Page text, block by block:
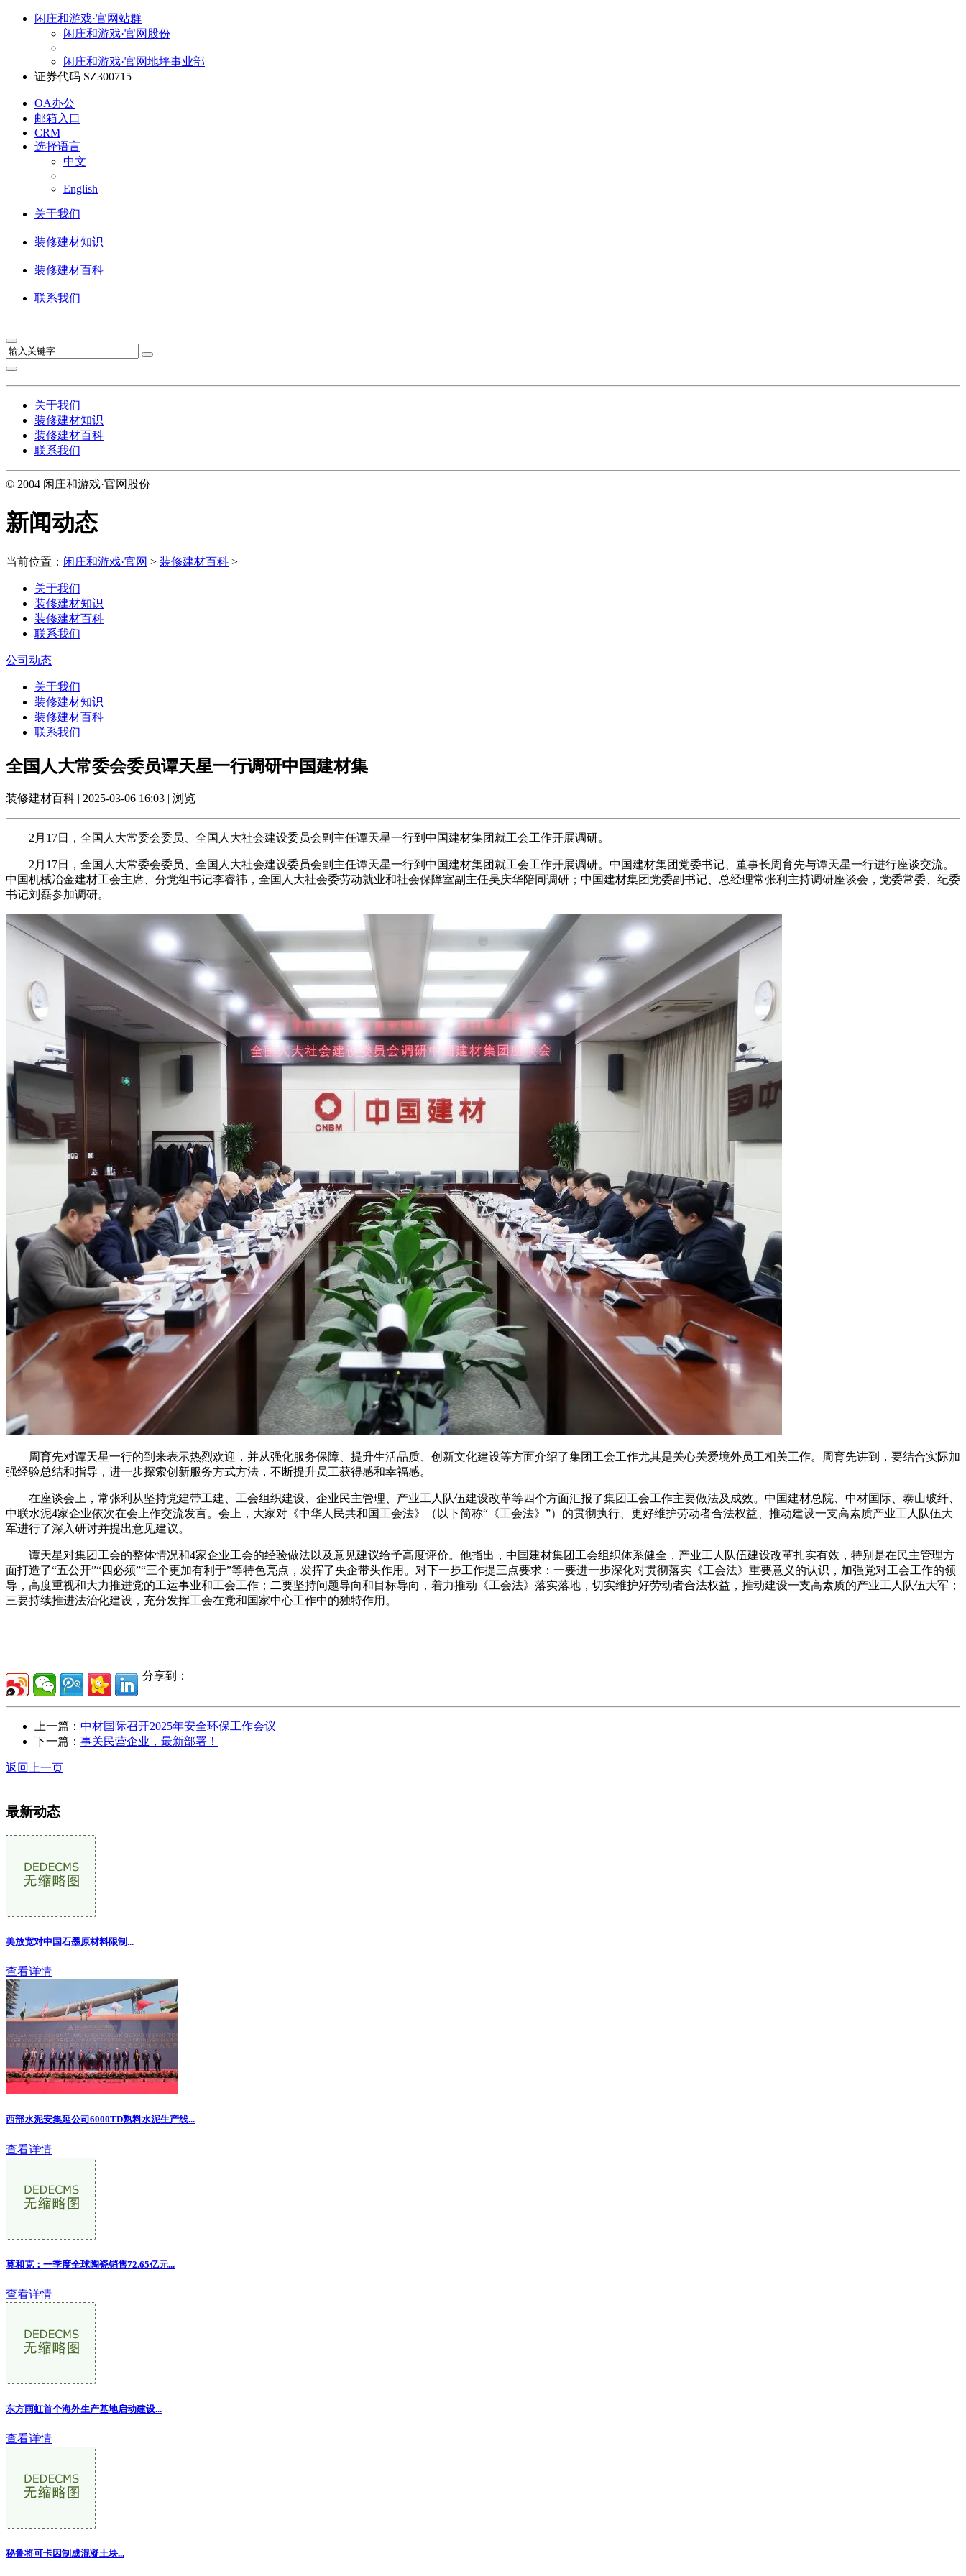
闲庄和游戏·官网站群
闲庄和游戏·官网股份
闲庄和游戏·官网地坪事业部
证券代码 SZ300715
OA办公
邮箱入口
CRM
选择语言
中文
English
关于我们
装修建材知识
装修建材百科
联系我们
关于我们
装修建材知识
装修建材百科
联系我们
© 2004 闲庄和游戏·官网股份
新闻动态
当前位置： 闲庄和游戏·官网 > 装修建材百科 >
关于我们
装修建材知识
装修建材百科
联系我们
公司动态
关于我们
装修建材知识
装修建材百科
联系我们
全国人大常委会委员谭天星一行调研中国建材集
装修建材百科 | 2025-03-06 16:03 | 浏览
2月17日，全国人大常委会委员、全国人大社会建设委员会副主任谭天星一行到中国建材集团就工会工作开展调研。
2月17日，全国人大常委会委员、全国人大社会建设委员会副主任谭天星一行到中国建材集团就工会工作开展调研。中国建材集团党委书记、董事长周育先与谭天星一行进行座谈交流。
中国机械冶金建材工会主席、分党组书记李睿祎，全国人大社会委劳动就业和社会保障室副主任吴庆华陪同调研；中国建材集团党委副书记、总经理常张利主持调研座谈会，党委常委、纪委
书记刘磊参加调研。
周育先对谭天星一行的到来表示热烈欢迎，并从强化服务保障、提升生活品质、创新文化建设等方面介绍了集团工会工作尤其是关心关爱境外员工相关工作。周育先讲到，要结合实际加
强经验总结和指导，进一步探索创新服务方式方法，不断提升员工获得感和幸福感。
在座谈会上，常张利从坚持党建带工建、工会组织建设、企业民主管理、产业工人队伍建设改革等四个方面汇报了集团工会工作主要做法及成效。中国建材总院、中材国际、泰山玻纤、
中联水泥4家企业依次在会上作交流发言。会上，大家对《中华人民共和国工会法》（以下简称“《工会法》”）的贯彻执行、更好维护劳动者合法权益、推动建设一支高素质产业工人队伍大
军进行了深入研讨并提出意见建议。
谭天星对集团工会的整体情况和4家企业工会的经验做法以及意见建议给予高度评价。他指出，中国建材集团工会组织体系健全，产业工人队伍建设改革扎实有效，特别是在民主管理方
面打造了“五公开”“四必须”“三个更加有利于”等特色亮点，发挥了央企带头作用。对下一步工作提三点要求：一要进一步深化对贯彻落实《工会法》重要意义的认识，加强党对工会工作的领
导，高度重视和大力推进党的工运事业和工会工作；二要坚持问题导向和目标导向，着力推动《工会法》落实落地，切实维护好劳动者合法权益，推动建设一支高素质的产业工人队伍大军；
三要持续推进法治化建设，充分发挥工会在党和国家中心工作中的独特作用。
分享到：
上一篇： 中材国际召开2025年安全环保工作会议
下一篇： 事关民营企业，最新部署！
返回上一页
最新动态
美放宽对中国石墨原材料限制 ...
查看详情
西部水泥安集延公司6000TD熟料水泥生产线...
查看详情
莫和克：一季度全球陶瓷销售72.65亿元...
查看详情
东方雨虹首个海外生产基地启动建设...
查看详情
秘鲁将可卡因制成混凝土块...